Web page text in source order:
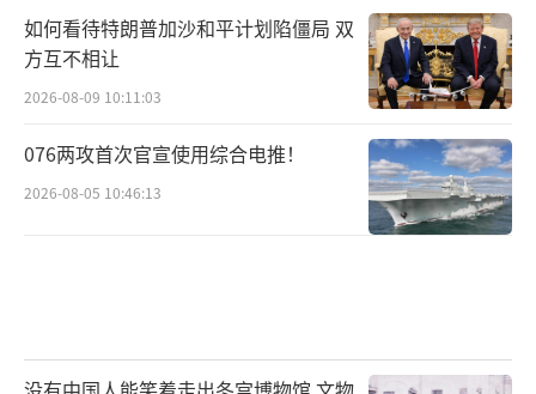
如何看待特朗普加沙和平计划陷僵局 双
方互不相让
2026-08-09 10:11:03
076两攻首次官宣使用综合电推！
2026-08-05 10:46:13